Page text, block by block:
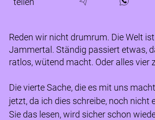
Reden wir nicht drumrum. Die Welt
Jammertal. Ständig passiert etwas,
ratlos, wütend macht. Oder alles vier
Die vierte Sache, die es mit uns
jetzt, da ich dies schreibe, noch nicht
Sie das lesen, wird sicher schon